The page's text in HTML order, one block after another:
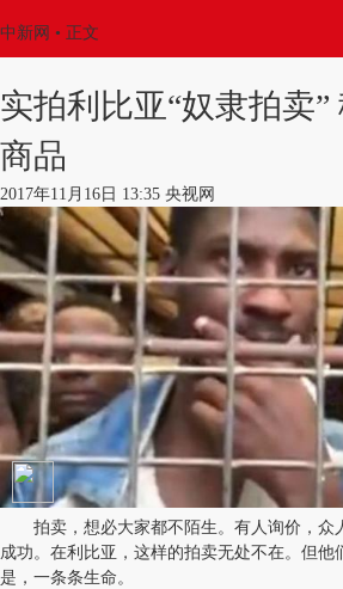
中新网 • 正文
实拍利比亚“奴隶拍卖”
商品
2017年11月16日 13:35 央视网
拍卖，想必大家都不陌生。有人询价，众
成功。在利比亚，这样的拍卖无处不在。但他
是，一条条生命。